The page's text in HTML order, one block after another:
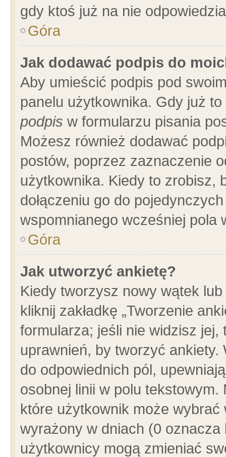
gdy ktoś już na nie
Góra
Jak dodawać podpis do
Aby umieścić podpis pod
panelu użytkownika. Gdy już
podpis w formularzu pisania
Możesz również dodawać
postów, poprzez zaznaczenie
użytkownika. Kiedy to zrobisz,
dołączeniu go do
wspomnianego wcześniej pola
Góra
Jak utworzyć ankietę?
Kiedy tworzysz nowy wątek
kliknij zakładkę „Tworzenie
formularza; jeśli nie widzisz
uprawnień, by tworzyć ankiety.
do odpowiednich pól,
osobnej linii w polu
które użytkownik może
wyrażony w dniach (0
użytkownicy mogą zmieniać